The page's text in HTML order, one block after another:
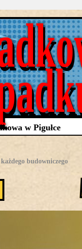
w Pigułce
budowniczego